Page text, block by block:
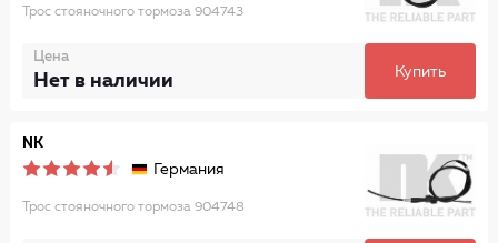
Трос стояночного тормоза 904743
Цена
Нет в наличии Купить
NK
Германия
Трос стояночного тормоза 904748